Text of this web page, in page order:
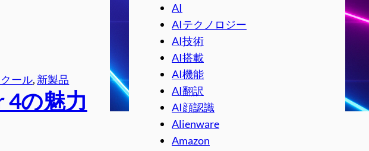
ール, 新製品
4の魅力
AI
AIテクノロジー
AI技術
AI搭載
AI機能
AI翻訳
AI顔認識
Alienware
Amazon